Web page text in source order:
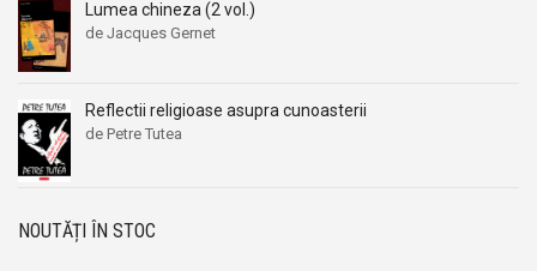
Lumea chineza (2 vol.)
de Jacques Gernet
Reflectii religioase asupra cunoasterii
de Petre Tutea
NOUTĂȚI ÎN STOC